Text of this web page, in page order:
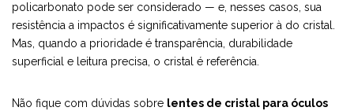
policarbonato pode ser considerado — e, nesses casos, sua
resistência a impactos é significativamente superior à do cristal.
Mas, quando a prioridade é transparência, durabilidade
superficial e leitura precisa, o cristal é referência.
Não fique com dúvidas sobre lentes de cristal para óculos